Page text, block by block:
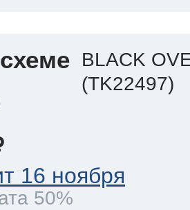
BLACK
(TK22497)
16 ноября
50%